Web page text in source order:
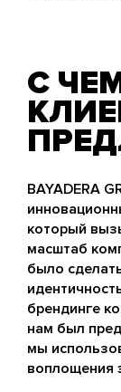
С
BAYADERA
который
масштаб
было
брендинге
нам был
мы
воплощения